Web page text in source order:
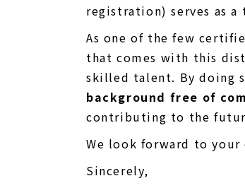
registration) serves as
As one of the few
that comes with this
skilled talent. By doing
background free of
contributing to the
We look forward to
Sincerely,